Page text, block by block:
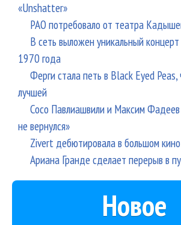
«Unshatter»
РАО потребовало от театра
В сеть выложен уникальный
1970 года
Ферги стала петь в Black Eyed Peas,
лучшей
Сосо Павлиашвили и Максим Фадеев
не вернулся»
Zivert дебютировала в большом кино
Ариана Гранде сделает перерыв в
Новое